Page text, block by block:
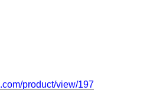
product/view/197